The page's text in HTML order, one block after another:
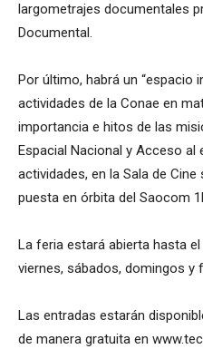
largometrajes documentales
Documental.
Por último, habrá un “espacio
actividades de la Conae en
importancia e hitos de las
Espacial Nacional y Acceso al
actividades, en la Sala de
puesta en órbita del Saocom
La feria estará abierta hasta
viernes, sábados, domingos y
Las entradas estarán
de manera gratuita en